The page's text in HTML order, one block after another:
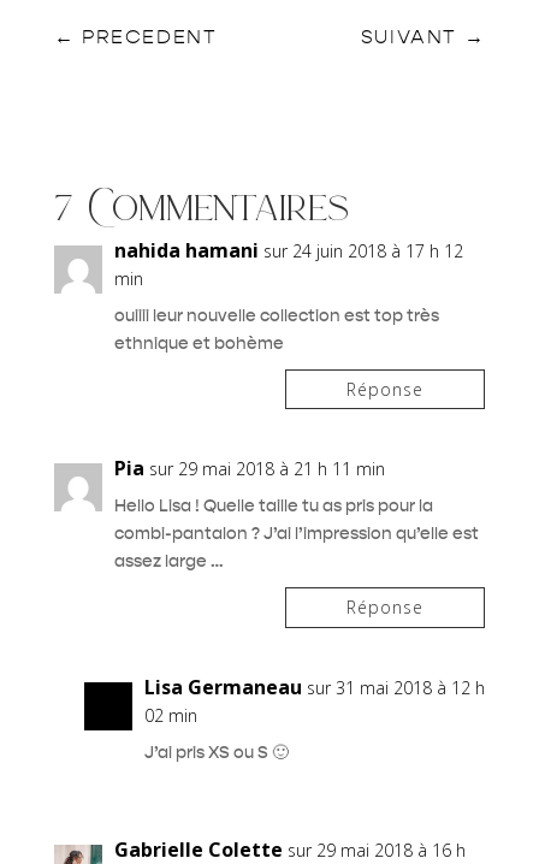
← PRECEDENT SUIVANT →
7 Commentaires
nahida hamani sur 24 juin 2018 à 17 h 12
min
ouiiii leur nouvelle collection est top très
ethnique et bohème
Réponse
Pia sur 29 mai 2018 à 21 h 11 min
Hello Lisa ! Quelle taille tu as pris pour la
combi-pantalon ? J’ai l’impression qu’elle est
assez large …
Réponse
Lisa Germaneau sur 31 mai 2018 à 12 h
02 min
J’ai pris XS ou S 🙂
Gabrielle Colette sur 29 mai 2018 à 16 h